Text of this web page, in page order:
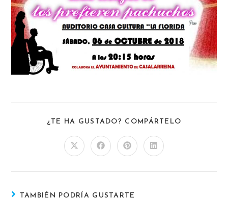
¿TE HA GUSTADO? COMPÁRTELO
TAMBIÉN PODRÍA GUSTARTE